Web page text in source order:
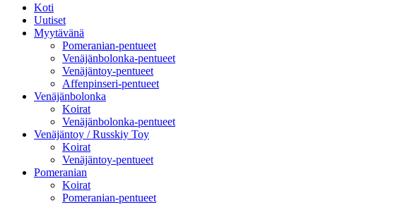
Koti
Uutiset
Myytävänä
Pomeranian-pentueet
Venäjänbolonka-pentueet
Venäjäntoy-pentueet
Affenpinseri-pentueet
Venäjänbolonka
Koirat
Venäjänbolonka-pentueet
Venäjäntoy / Russkiy Toy
Koirat
Venäjäntoy-pentueet
Pomeranian
Koirat
Pomeranian-pentueet